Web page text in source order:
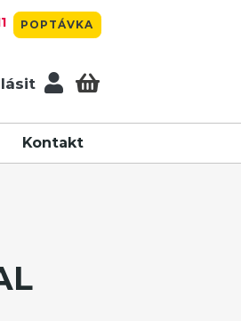
POPTÁVKA
Kontakt